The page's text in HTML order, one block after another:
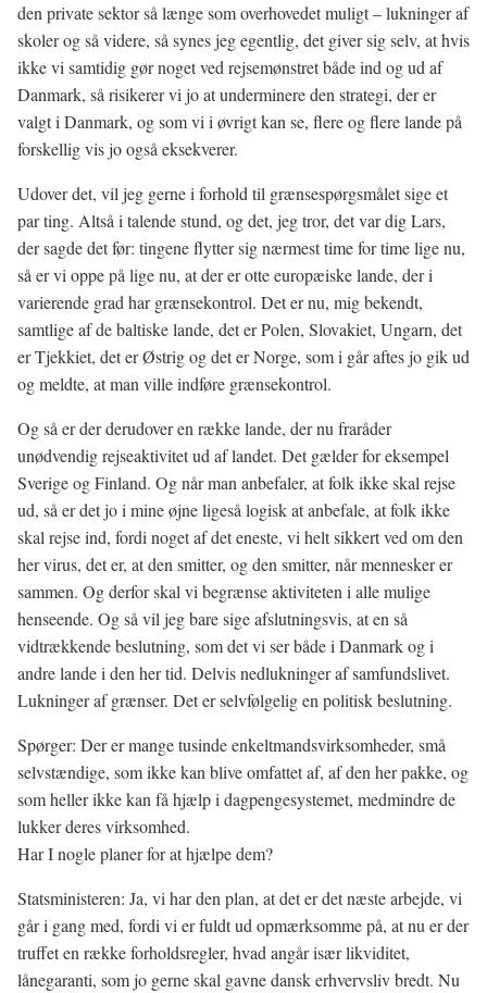
den private sektor så længe som overhovedet muligt – lukninger af
skoler og så videre, så synes jeg egentlig, det giver sig selv, at hvis
ikke vi samtidig gør noget ved rejsemønstret både ind og ud af
Danmark, så risikerer vi jo at underminere den strategi, der er
valgt i Danmark, og som vi i øvrigt kan se, flere og flere lande på
forskellig vis jo også eksekverer.
Udover det, vil jeg gerne i forhold til grænsespørgsmålet sige et
par ting. Altså i talende stund, og det, jeg tror, det var dig Lars,
der sagde det før: tingene flytter sig nærmest time for time lige nu,
så er vi oppe på lige nu, at der er otte europæiske lande, der i
varierende grad har grænsekontrol. Det er nu, mig bekendt,
samtlige af de baltiske lande, det er Polen, Slovakiet, Ungarn, det
er Tjekkiet, det er Østrig og det er Norge, som i går aftes jo gik ud
og meldte, at man ville indføre grænsekontrol.
Og så er der derudover en række lande, der nu fraråder
unødvendig rejseaktivitet ud af landet. Det gælder for eksempel
Sverige og Finland. Og når man anbefaler, at folk ikke skal rejse
ud, så er det jo i mine øjne ligeså logisk at anbefale, at folk ikke
skal rejse ind, fordi noget af det eneste, vi helt sikkert ved om den
her virus, det er, at den smitter, og den smitter, når mennesker er
sammen. Og derfor skal vi begrænse aktiviteten i alle mulige
henseende. Og så vil jeg bare sige afslutningsvis, at en så
vidtrækkende beslutning, som det vi ser både i Danmark og i
andre lande i den her tid. Delvis nedlukninger af samfundslivet.
Lukninger af grænser. Det er selvfølgelig en politisk beslutning.
Spørger: Der er mange tusinde enkeltmandsvirksomheder, små
selvstændige, som ikke kan blive omfattet af, af den her pakke, og
som heller ikke kan få hjælp i dagpengesystemet, medmindre de
lukker deres virksomhed.
Har I nogle planer for at hjælpe dem?
Statsministeren: Ja, vi har den plan, at det er det næste arbejde, vi
går i gang med, fordi vi er fuldt ud opmærksomme på, at nu er der
truffet en række forholdsregler, hvad angår især likviditet,
lånegaranti, som jo gerne skal gavne dansk erhvervsliv bredt. Nu